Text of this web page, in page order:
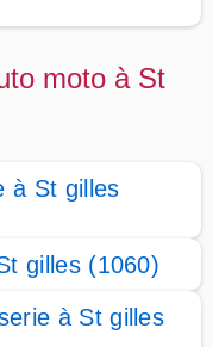
moto à St
à St gilles
gilles (1060)
à St gilles